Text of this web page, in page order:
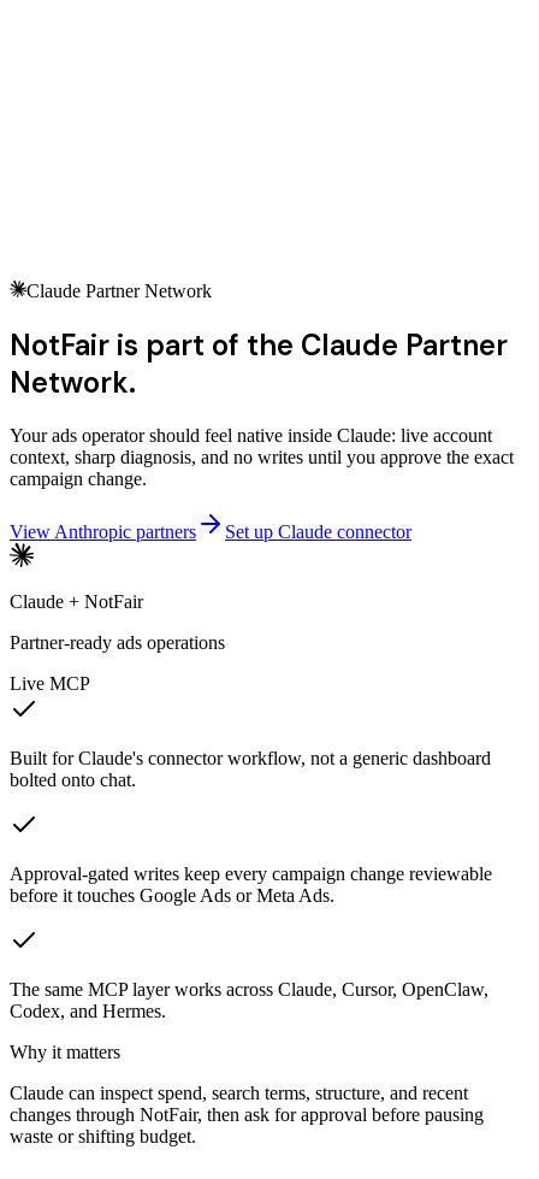
Wirkung.
Claude Partner Network
NotFair is part of the Claude Partner
Network.
Your ads operator should feel native inside Claude: live account
context, sharp diagnosis, and no writes until you approve the exact
campaign change.
View Anthropic partners Set up Claude connector
Claude + NotFair
Partner-ready ads operations
Live MCP
Built for Claude's connector workflow, not a generic dashboard
bolted onto chat.
Approval-gated writes keep every campaign change reviewable
before it touches Google Ads or Meta Ads.
The same MCP layer works across Claude, Cursor, OpenClaw,
Codex, and Hermes.
Why it matters
Claude can inspect spend, search terms, structure, and recent
changes through NotFair, then ask for approval before pausing
waste or shifting budget.